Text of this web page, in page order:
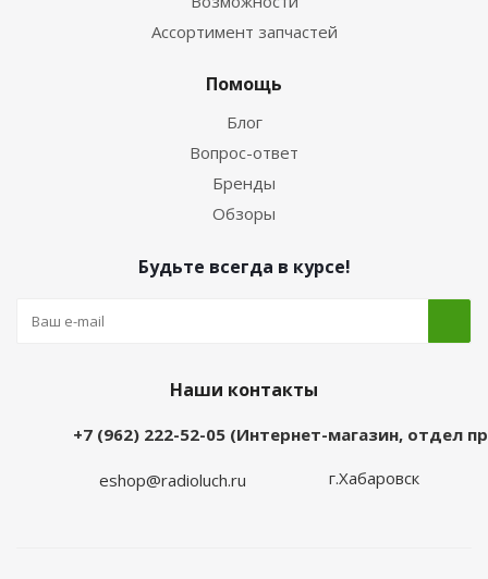
Ассортимент запчастей
Помощь
Блог
Вопрос-ответ
Бренды
Обзоры
Будьте всегда в курсе!
Наши контакты
+7 (962) 222-52-05 (Интернет-магазин, отдел
eshop@radioluch.ru г.Хабаровск